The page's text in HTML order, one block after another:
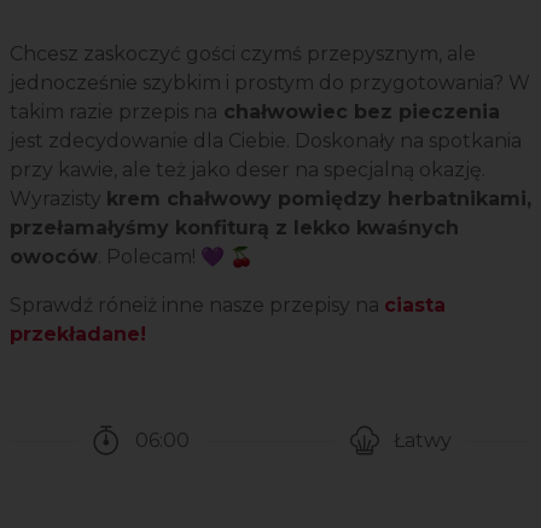
Chcesz zaskoczyć gości czymś przepysznym, ale
jednocześnie szybkim i prostym do przygotowania? W
takim razie przepis na chałwowiec bez pieczenia
jest zdecydowanie dla Ciebie. Doskonały na spotkania
przy kawie, ale też jako deser na specjalną okazję.
Wyrazisty krem chałwowy pomiędzy herbatnikami,
przełamałyśmy konfiturą z lekko kwaśnych
owoców. Polecam! 💜 🍒
Sprawdź róneiż inne nasze przepisy na ciasta
przekładane!
06:00
Łatwy